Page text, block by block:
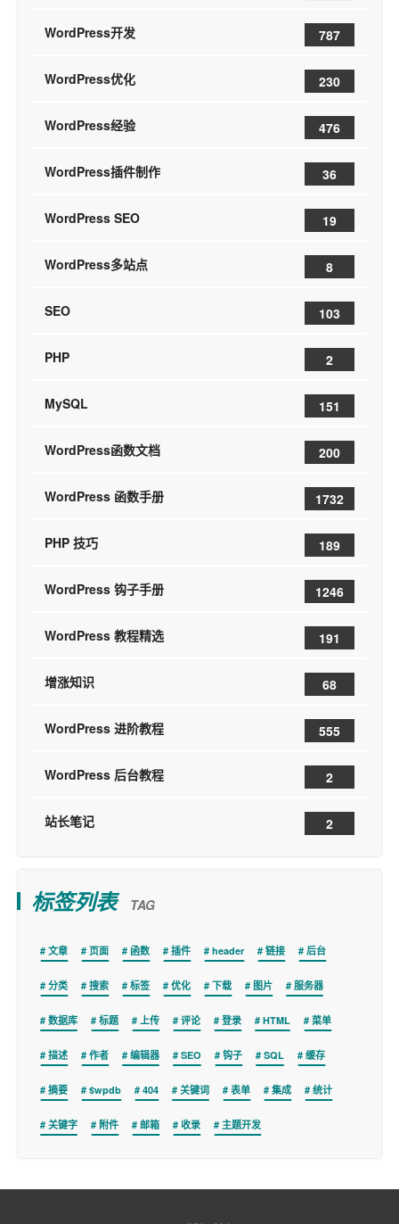
WordPress开发 787
WordPress优化 230
WordPress经验 476
WordPress插件制作 36
WordPress SEO 19
WordPress多站点 8
SEO 103
PHP 2
MySQL 151
WordPress函数文档 200
WordPress 函数手册 1732
PHP 技巧 189
WordPress 钩子手册 1246
WordPress 教程精选 191
增涨知识 68
WordPress 进阶教程 555
WordPress 后台教程 2
站长笔记 2
标签列表 TAG
文章 页面 函数 插件 header 链接 后台
分类 搜索 标签 优化 下载 图片 服务器
数据库 标题 上传 评论 登录 HTML 菜单
描述 作者 编辑器 SEO 钩子 SQL 缓存
摘要 $wpdb 404 关键词 表单 集成 统计
关键字 附件 邮箱 收录 主题开发